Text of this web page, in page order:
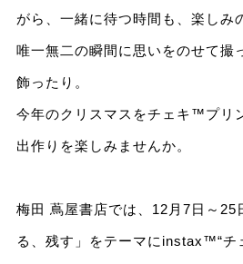
がら、一緒に待つ時間も、楽しみ
唯一無二の瞬間に思いをのせて撮
飾ったり。
今年のクリスマスをチェキ™プリ
出作りを楽しみませんか。
梅田 蔦屋書店では、12月7日～25
る、残す」をテーマにinstax™“チ